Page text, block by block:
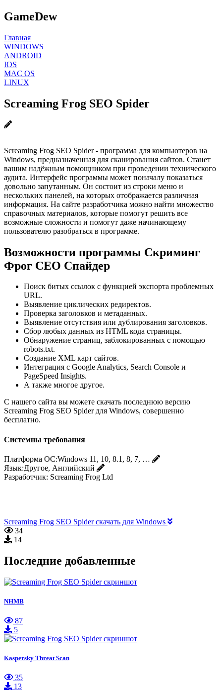
GameDew
Главная
WINDOWS
ANDROID
IOS
MAC OS
LINUX
Screaming Frog SEO Spider
Screaming Frog SEO Spider - программа для компьютеров на
Windows, предназначенная для сканирования сайтов. Станет
вашим надёжным помощником при проведении технического
аудита. Интерфейс программы может поначалу показаться
довольно запутанным. Он состоит из строки меню и
нескольких панелей, на которых отображается различная
информация. На сайте разработчика можно найти множество
справочных материалов, которые помогут решить все
возможные сложности и помогут даже начинающему
пользователю разобраться в программе.
Возможности программы Скриминг
Фрог СЕО Спайдер
Поиск битых ссылок с функцией экспорта проблемных
URL.
Выявление циклических редиректов.
Проверка заголовков и метаданных.
Выявление отсутствия или дублирования заголовков.
Сбор любых данных из HTML кода страницы.
Обнаружение страниц, заблокированных с помощью
robots.txt.
Создание XML карт сайтов.
Интеграция с Google Analytics, Search Console и
PageSpeed Insights.
А также многое другое.
С нашего сайта вы можете скачать последнюю версию
Screaming Frog SEO Spider для Windows, совершенно
бесплатно.
Системны требования
Платформа ОС:Windows 11, 10, 8.1, 8, 7, …
Язык:Другое, Английский
Разработчик: Screaming Frog Ltd
Screaming Frog SEO Spider скачать для Windows
34
14
Последние добавленные
NHMB
87
5
Kaspersky Threat Scan
35
13